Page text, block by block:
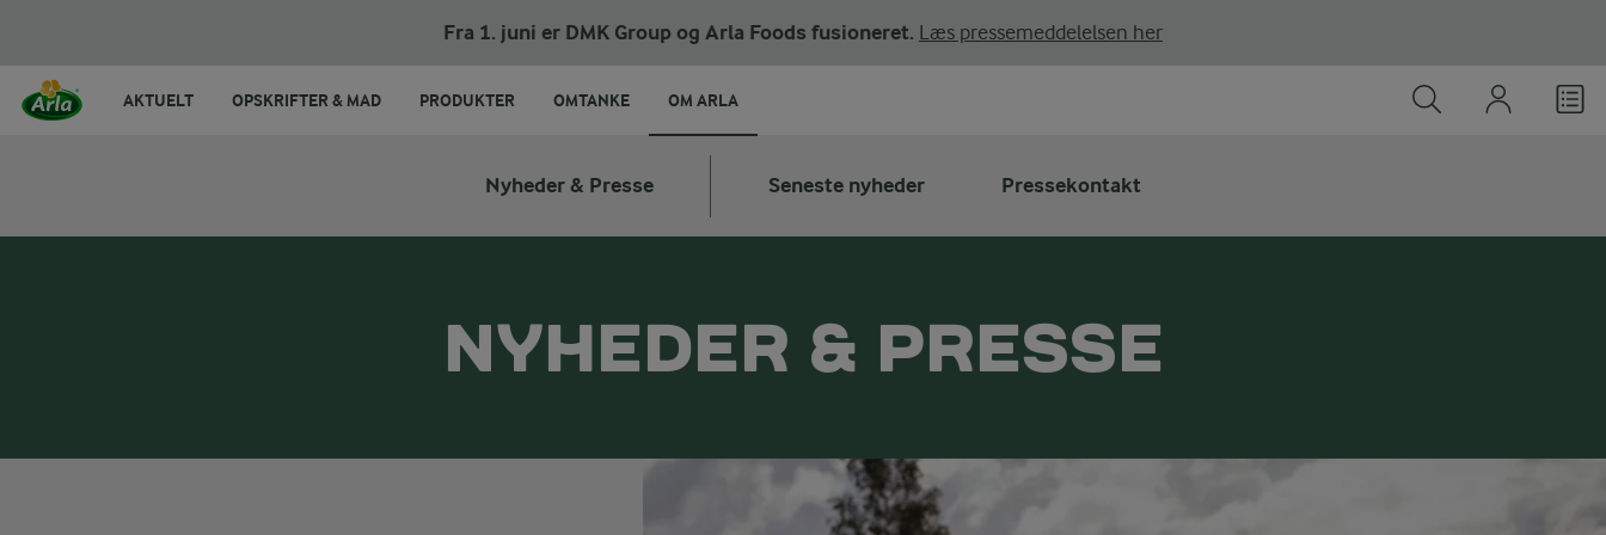
Fra 1. juni er DMK Group og Arla Foods fusioneret. Læs pressemeddelelsen her
AKTUELT OPSKRIFTER & MAD PRODUKTER OMTANKE OM ARLA
Nyheder & Presse Seneste nyheder Pressekontakt
NYHEDER & PRESSE